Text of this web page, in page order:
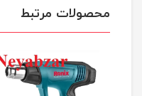
محصولات مرتبط